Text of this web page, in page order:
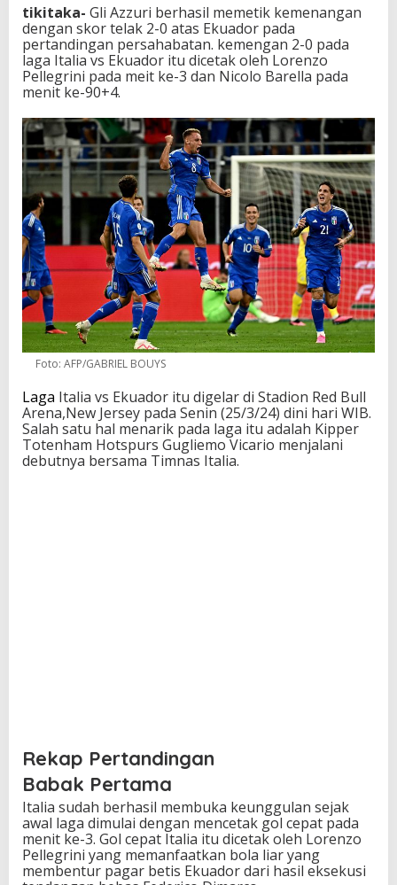
n
g
a
n
s
r
2
-
0
.
tikitaka- Gli Azzuri berhasil memetik kemenangan
dengan skor telak 2-0 atas Ekuador pada
pertandingan persahabatan. kemengan 2-0 pada
laga Italia vs Ekuador itu dicetak oleh Lorenzo
Pellegrini pada meit ke-3 dan Nicolo Barella pada
menit ke-90+4.
Foto: AFP/GABRIEL BOUYS
Laga Italia vs Ekuador itu digelar di Stadion Red Bull
Arena,New Jersey pada Senin (25/3/24) dini hari WIB.
Salah satu hal menarik pada laga itu adalah Kipper
Totenham Hotspurs Gugliemo Vicario menjalani
debutnya bersama Timnas Italia.
Rekap Pertandingan
Babak Pertama
Italia sudah berhasil membuka keunggulan sejak
awal laga dimulai dengan mencetak gol cepat pada
menit ke-3. Gol cepat Italia itu dicetak oleh Lorenzo
Pellegrini yang memanfaatkan bola liar yang
membentur pagar betis Ekuador dari hasil eksekusi